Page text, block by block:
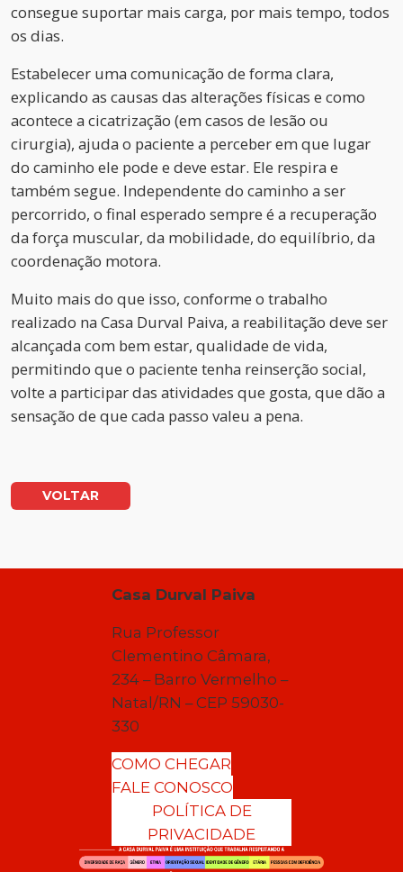
consegue suportar mais carga, por mais tempo, todos
os dias.
Estabelecer uma comunicação de forma clara,
explicando as causas das alterações físicas e como
acontece a cicatrização (em casos de lesão ou
cirurgia), ajuda o paciente a perceber em que lugar
do caminho ele pode e deve estar. Ele respira e
também segue. Independente do caminho a ser
percorrido, o final esperado sempre é a recuperação
da força muscular, da mobilidade, do equilíbrio, da
coordenação motora.
Muito mais do que isso, conforme o trabalho
realizado na Casa Durval Paiva, a reabilitação deve ser
alcançada com bem estar, qualidade de vida,
permitindo que o paciente tenha reinserção social,
volte a participar das atividades que gosta, que dão a
sensação de que cada passo valeu a pena.
VOLTAR
Casa Durval Paiva
Rua Professor
Clementino Câmara,
234 – Barro Vermelho –
Natal/RN – CEP 59030-
330
COMO CHEGAR
FALE CONOSCO
POLÍTICA DE
PRIVACIDADE